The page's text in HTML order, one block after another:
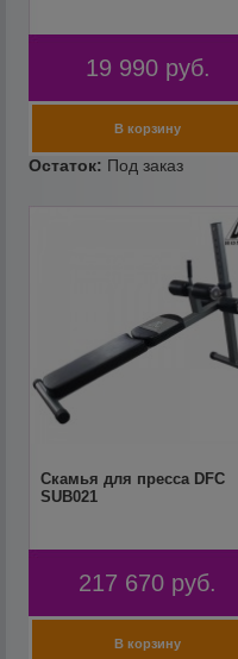
19 990 руб.
Скамья для пресса DFC
SUB021
217 670 руб.